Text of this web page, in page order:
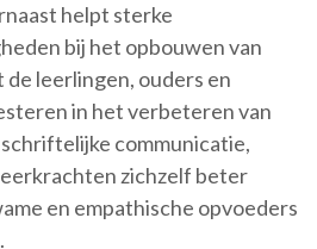
helpt sterke
bij het opbouwen van
leerlingen, ouders en
in het verbeteren van
communicatie,
zichzelf beter
en empathische opvoeders